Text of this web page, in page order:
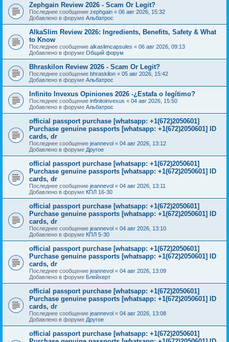
Zephgain Review 2026 - Scam Or Legit?
Последнее сообщение zephgain « 06 авг 2026, 15:32
Добавлено в форуме Альбатрос
AlkaSlim Review 2026: Ingredients, Benefits, Safety & What
to Know
Последнее сообщение alkaslimcapsules « 06 авг 2026, 09:13
Добавлено в форуме Общий форум
Bhraskilon Review 2026 - Scam Or Legit?
Последнее сообщение bhraskilon « 05 авг 2026, 15:42
Добавлено в форуме Альбатрос
Infinito Invexus Opiniones 2026 -¿Estafa o legítimo?
Последнее сообщение infinitoinvexus « 04 авг 2026, 15:50
Добавлено в форуме Альбатрос
official passport purchase [whatsapp: +1(672)2050601]
Purchase genuine passports [whatsapp: +1(672)2050601] ID
cards, dr
Последнее сообщение jeannevol « 04 авг 2026, 13:12
Добавлено в форуме Другое
official passport purchase [whatsapp: +1(672)2050601]
Purchase genuine passports [whatsapp: +1(672)2050601] ID
cards, dr
Последнее сообщение jeannevol « 04 авг 2026, 13:11
Добавлено в форуме КПЛ 16-30
official passport purchase [whatsapp: +1(672)2050601]
Purchase genuine passports [whatsapp: +1(672)2050601] ID
cards, dr
Последнее сообщение jeannevol « 04 авг 2026, 13:10
Добавлено в форуме КПЛ 5-30
official passport purchase [whatsapp: +1(672)2050601]
Purchase genuine passports [whatsapp: +1(672)2050601] ID
cards, dr
Последнее сообщение jeannevol « 04 авг 2026, 13:09
Добавлено в форуме Блейхерт
official passport purchase [whatsapp: +1(672)2050601]
Purchase genuine passports [whatsapp: +1(672)2050601] ID
cards, dr
Последнее сообщение jeannevol « 04 авг 2026, 13:08
Добавлено в форуме Другое
official passport purchase [whatsapp: +1(672)2050601]